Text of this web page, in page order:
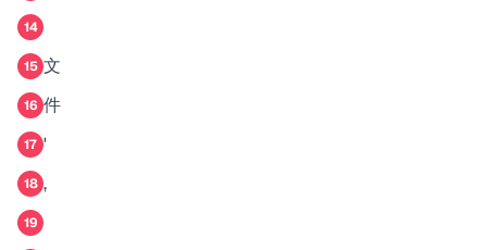
14
15 文
16 件
17 '
18 ,
19